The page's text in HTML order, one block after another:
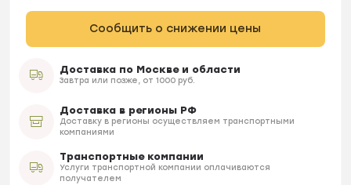
Сообщить о снижении цены
Доставка по Москве и области
Завтра или позже, от 1000 руб.
Доставка в регионы РФ
Доставку в регионы осуществляем транспортными
компаниями
Транспортные компании
Услуги транспортной компании оплачиваются
получателем